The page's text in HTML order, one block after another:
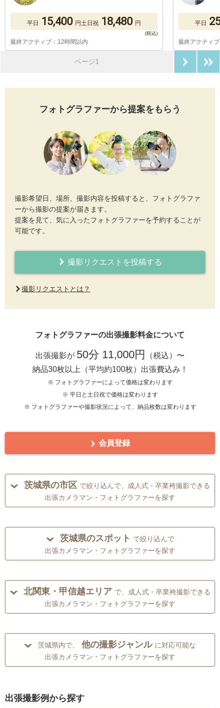
平日 15,400 円土日祝 18,480 円
最終アクティブ：12時間以内
平日
最終アクティ
ページ1
フォトグラファーから提案をもらう
撮影希望日、場所、撮影内容を投稿すると、フォトグラファ
ーから撮影の提案が届きます。
提案を見て、気に入ったフォトグラファーを予約することが
可能です。
撮影リクエストを投稿する
撮影リクエストとは？
フォトグラファーの出張撮影料金について
出張撮影が 50分 11,000円
（税込）〜
納品30枚以上（平均約100枚）出張費込み！
※ フォトグラファーによって価格は変わります
※ 平日と土日祝で価格は変わります
※ フォトグラファーや撮影状況によって、納品枚数は変わります
会員登録
茨城県の市区 で絞り込んで、成人式・卒業袴撮影できる
出張カメラマン・フォトグラファーを探す
茨城県のスポット で絞り込んで
出張カメラマン・フォトグラファーを探す
北関東・甲信越エリア で、成人式・卒業袴撮影できる
出張カメラマン・フォトグラファーを探す
茨城県内で、 他の撮影ジャンル に対応可能な
出張カメラマン・フォトグラファーを探す
出張撮影例から探す